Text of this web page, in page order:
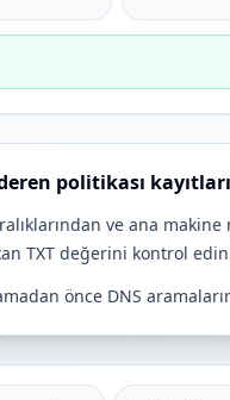
politikası
ve ana
TXT değerini kontrol
önce DNS